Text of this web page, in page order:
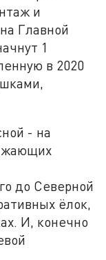
и
Главной
1
в 2020
- на
до Северной
ёлок,
И, конечно